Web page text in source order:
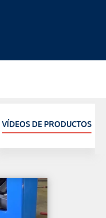
VÍDEOS DE PRODUCTOS